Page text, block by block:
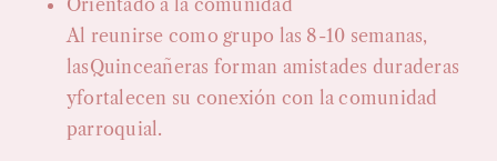
Orientado a la comunidad
Al reunirse como grupo las 8-10 semanas,
lasQuinceañeras forman amistades duraderas
yfortalecen su conexión con la comunidad
parroquial.